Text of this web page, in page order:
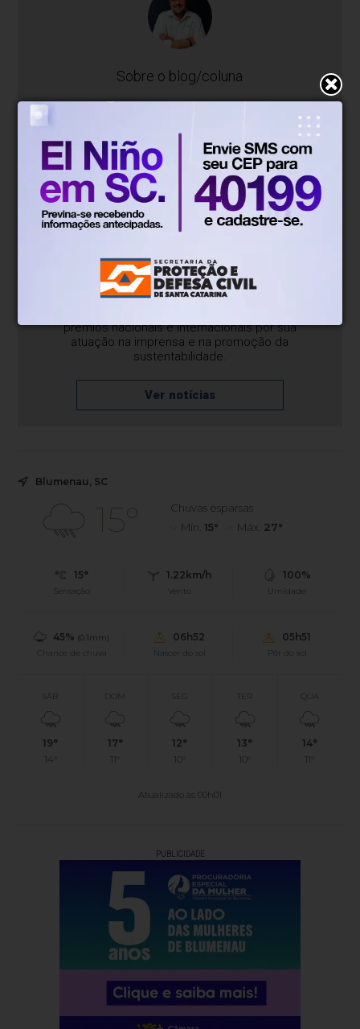
Sobre o blog/coluna
comunicação em Santa Catarina, Gustavo
Siqueira é jornalista, colunista e entrevistador
com passagens marcantes pela TV, imprensa
escrita e rádio. Natural de Blumenau, iniciou
sua carreira aos 11 anos escrevendo crônicas
para o Jornal de Santa Catarina e, desde então,
já entrevistou nomes como Pelé, Dercy
produções que vão de aldeias indígenas da
Amazônia à sede da ONU.
Reconhecido por valorizar talentos locais e
prêmios nacionais e internacionais por sua
atuação na imprensa e na promoção da
sustentabilidade.
Ver notícias
Blumenau, SC
15°
Chuvas esparsas
Mín. 15° Máx. 27°
15°
Sensação
1.22km/h
Vento
100%
Umidade
45% (0.1mm)
Chance de chuva
06h52
Nascer do sol
05h51
Pôr do sol
SÁB
19°
14°
DOM
17°
11°
SEG
12°
10°
TER
13°
10°
QUA
14°
11°
Atualizado às 00h01
PUBLICIDADE